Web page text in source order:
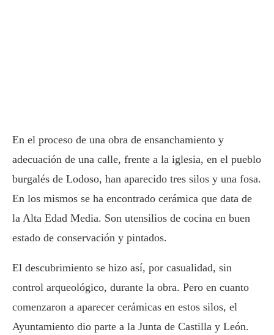
En el proceso de una obra de ensanchamiento y
adecuación de una calle, frente a la iglesia, en el pueblo
burgalés de Lodoso, han aparecido tres silos y una fosa.
En los mismos se ha encontrado cerámica que data de
la Alta Edad Media. Son utensilios de cocina en buen
estado de conservación y pintados.
El descubrimiento se hizo así, por casualidad, sin
control arqueológico, durante la obra. Pero en cuanto
comenzaron a aparecer cerámicas en estos silos, el
Ayuntamiento dio parte a la Junta de Castilla y León.